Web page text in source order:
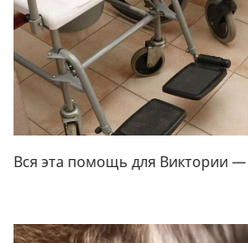
Вся эта помощь для Виктории —